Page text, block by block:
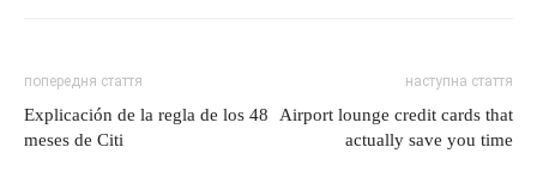
попередня стаття
Explicación de la regla de los 48
meses de Citi
наступна стаття
Airport lounge credit cards that
actually save you time